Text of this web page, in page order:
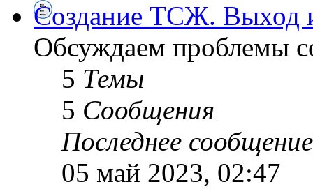
Создание ТСЖ. Выход
Обсуждаем проблемы
5 Темы
5 Сообщения
Последнее сообщение
05 май 2023, 02:47